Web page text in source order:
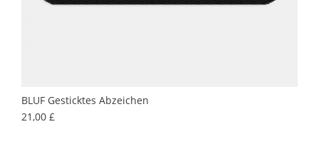
BLUF Gesticktes Abzeichen
21,00 £